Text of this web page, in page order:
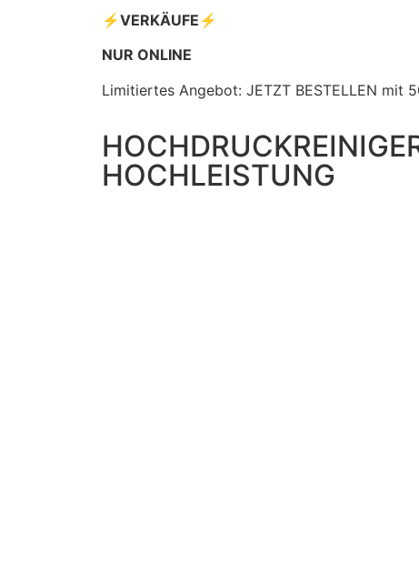
⚡️VERKÄUFE⚡️
NUR ONLINE
Limitiertes Angebot: JETZT BESTELLEN mit
HOCHLEISTUNG